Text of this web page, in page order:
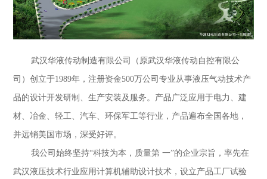
武汉华液传动制造有限公司（原武汉华液传动自控有限公
司）创立于1989年，注册资金500万公司专业从事液压气动技术产
品的设计开发研制、生产安装及服务。产品广泛应用于电力、建
材、冶金、轻工、汽车、环保军工等行业，产品遍布全国各地，
并远销美国市场，深受好评。
我公司始终坚持“科技为本，质量第 一”的企业宗旨，率先在
武汉液压技术行业应用计算机辅助设计技术，设立产品工厂试验